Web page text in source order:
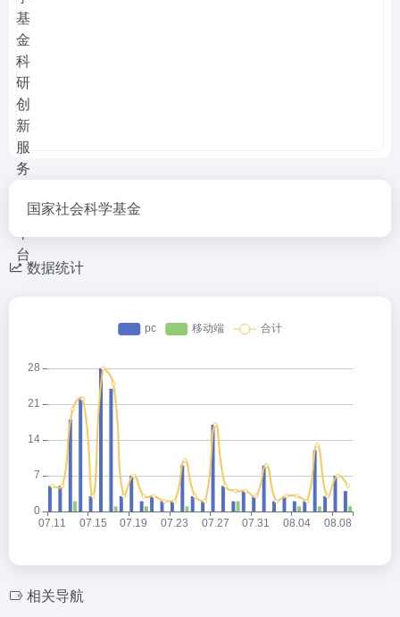
国家社会科学基金
数据统计
相关导航